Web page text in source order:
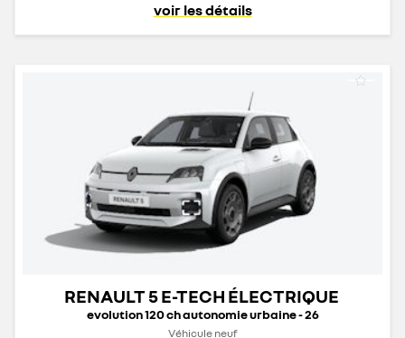
voir les détails
RENAULT 5 E-TECH ÉLECTRIQUE
evolution 120 ch autonomie urbaine - 26
Véhicule neuf